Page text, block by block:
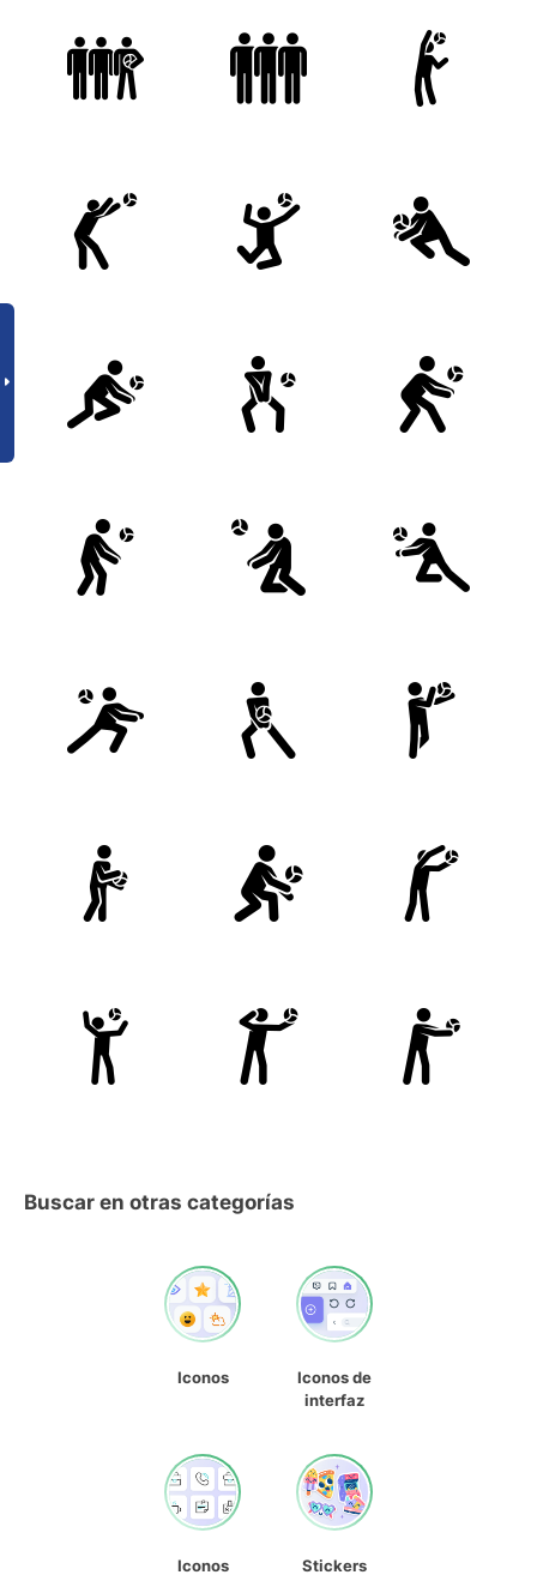
Buscar en otras categorías
Iconos
Iconos de
interfaz
Iconos
Stickers